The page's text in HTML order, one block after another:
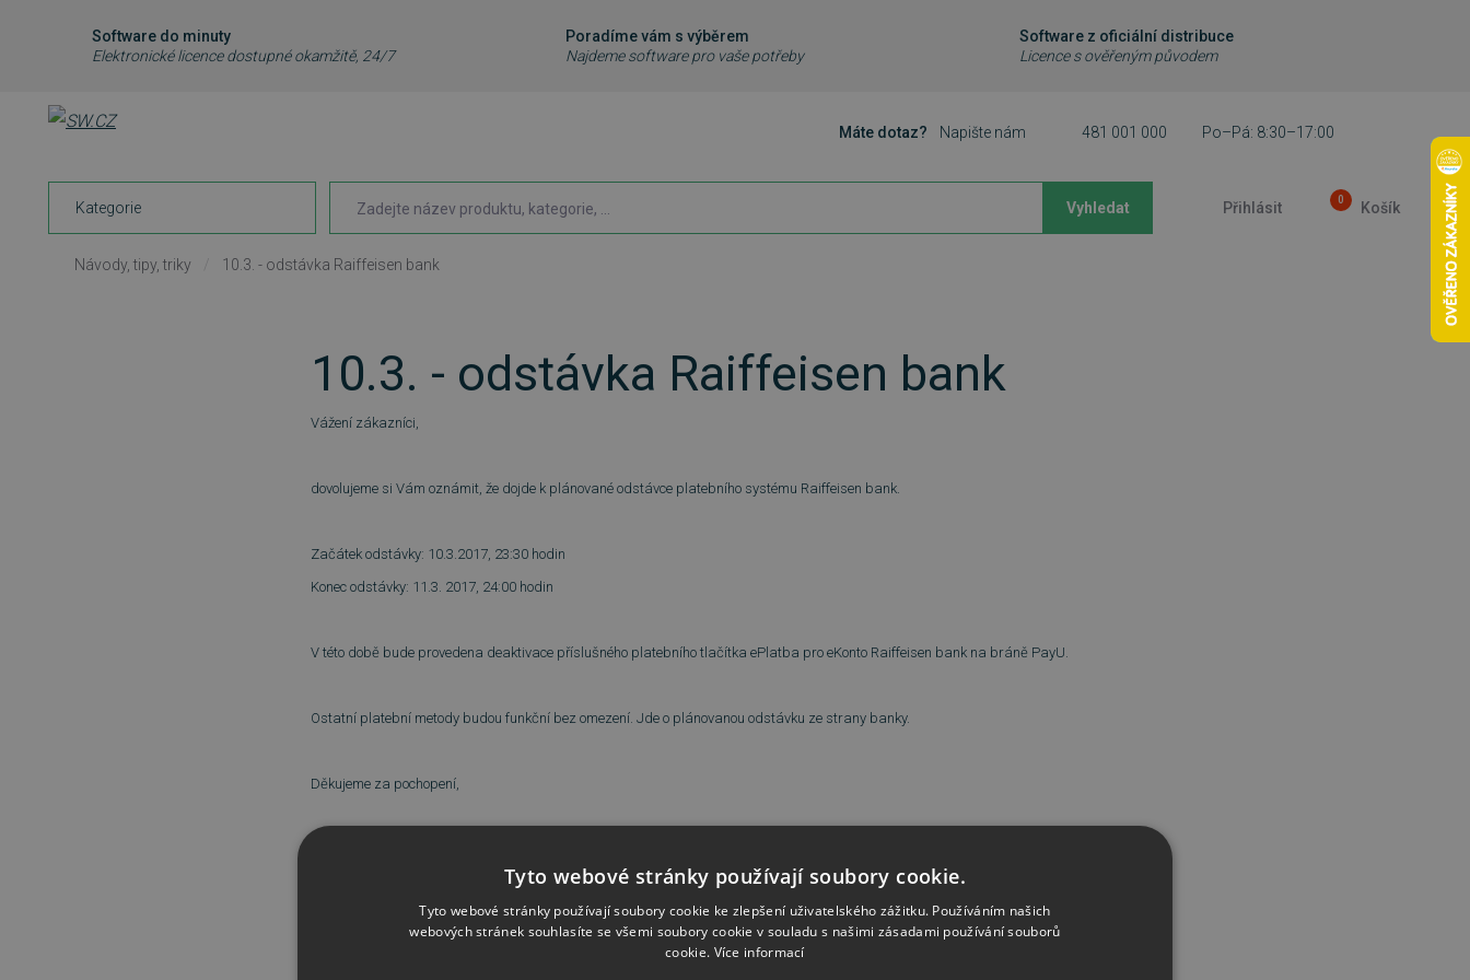
Software do minuty
Elektronické licence dostupné okamžitě, 24/7
Poradíme vám s výběrem
Najdeme software pro vaše potřeby
Software z oficiální distribuce
Licence s ověřeným původem
Máte dotaz? Napište nám 481 001 000 Po–Pá: 8:30–17:00
Kategorie Vyhledat Přihlásit 0 Košík
Návody, tipy, triky 10.3. - odstávka Raiffeisen bank
10.3. - odstávka Raiffeisen bank
Vážení zákazníci,
dovolujeme si Vám oznámit, že dojde k plánované odstávce platebního systému Raiffeisen bank.
Začátek odstávky: 10.3.2017, 23:30 hodin
Konec odstávky: 11.3. 2017, 24:00 hodin
V této době bude provedena deaktivace příslušného platebního tlačítka ePlatba pro eKonto Raiffeisen bank na bráně PayU.
Ostatní platební metody budou funkční bez omezení. Jde o plánovanou odstávku ze strany banky.
Děkujeme za pochopení,
Tyto webové stránky používají soubory cookie.
Tyto webové stránky používají soubory cookie ke zlepšení uživatelského zážitku. Používáním našich
webových stránek souhlasíte se všemi soubory cookie v souladu s našimi zásadami používání souborů
cookie. Více informací